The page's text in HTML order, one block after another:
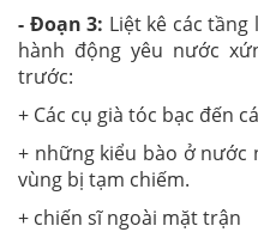
- Đoạn 3: Liệt kê các
hành động yêu nước
trước:
+ Các cụ già tóc bạc đến
+ những kiểu bào ở nước
vùng bị tạm chiếm.
+ chiến sĩ ngoài mặt trận